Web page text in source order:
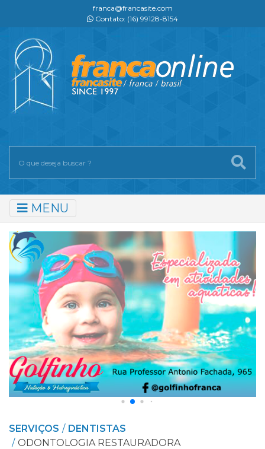
franca@francasite.com
Contato: (16) 99128-8154
MENU
SERVIÇOS
DENTISTAS
ODONTOLOGIA RESTAURADORA